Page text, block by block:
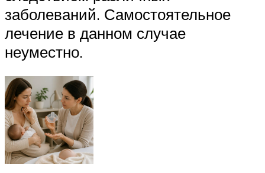
заболеваний. Самостоятельное
лечение в данном случае
неуместно.